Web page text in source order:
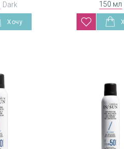
Dark 150 мл